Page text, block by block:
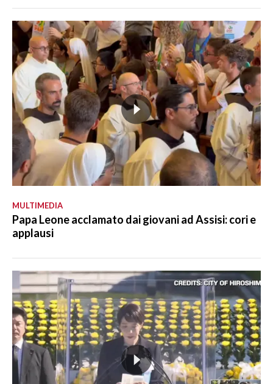
MULTIMEDIA
Papa Leone acclamato dai giovani ad Assisi: cori e
applausi